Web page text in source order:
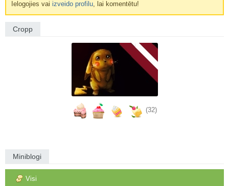
Ielogojies vaiizveido profilu , lai komentētu!
Cropp
(32)
Miniblogi
Visi